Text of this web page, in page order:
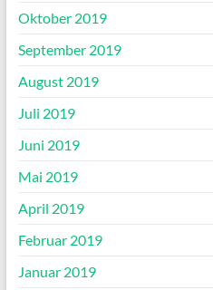
Oktober 2019
September 2019
August 2019
Juli 2019
Juni 2019
Mai 2019
April 2019
Februar 2019
Januar 2019